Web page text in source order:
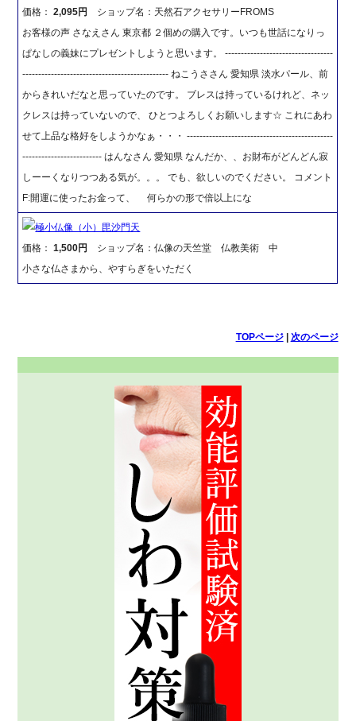
価格：2,095円
ショップ名：天然石アクセサリーFROMS
お客様の声 さなえさん 東京都 ２個めの購入です。いつも世話になりっ
ぱなしの義妹にプレゼントしようと思います。 ----------------------------------
---------------------------------------------- ねこうささん 愛知県 淡水パール、前
からきれいだなと思っていたのです。 ブレスは持っているけれど、ネッ
クレスは持っていないので、 ひとつよろしくお願いします☆ これにあわ
せて上品な格好をしようかなぁ・・・ ----------------------------------------------
------------------------- はんなさん 愛知県 なんだか、、お財布がどんどん寂
しーーくなりつつある気が。。。 でも、欲しいのでください。 コメント
F:開運に使ったお金って、 何らかの形で倍以上にな
極小仏像（小）毘沙門天
価格：1,500円
ショップ名：仏像の天竺堂 仏教美術 中
小さな仏さまから、やすらぎをいただく
TOPページ| 次のページ